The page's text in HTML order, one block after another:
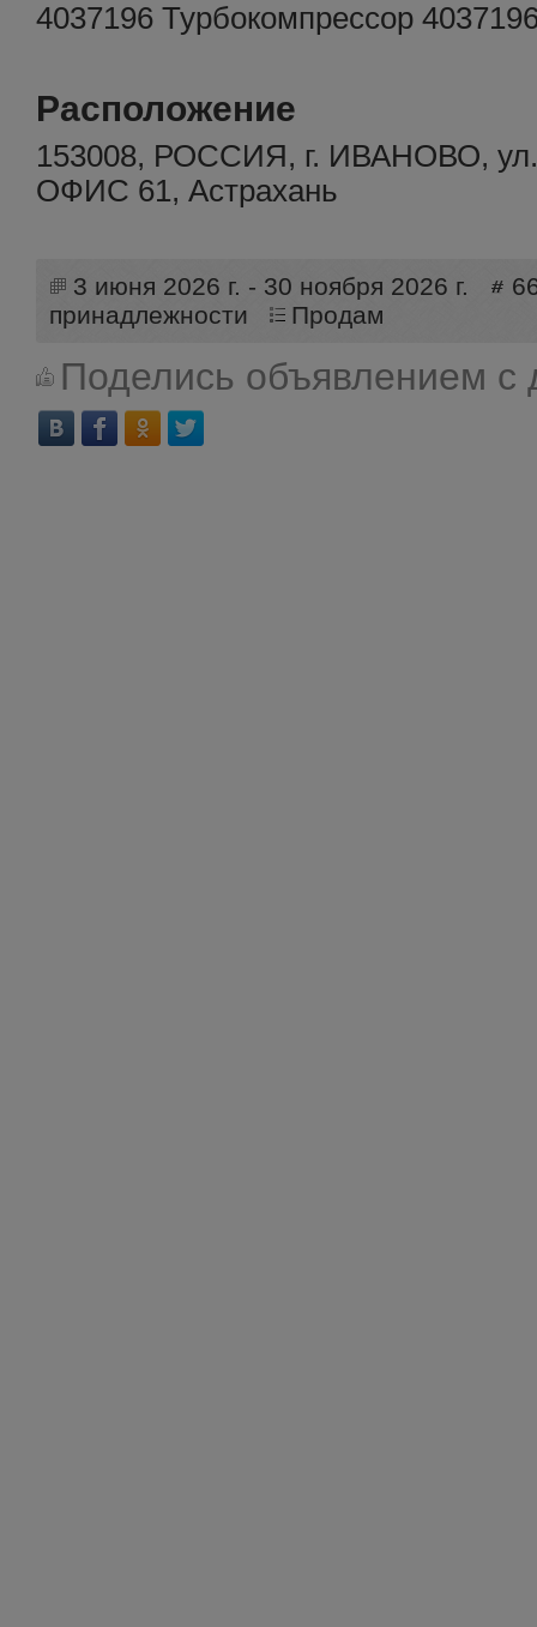
4037196 Турбокомпрессор
Расположение
153008, РОССИЯ, г. ИВАНОВО,
ОФИС 61, Астрахань
3 июня 2026 г. - 30 ноября 2026 г.
принадлежности
Продам
Поделись объявлением с